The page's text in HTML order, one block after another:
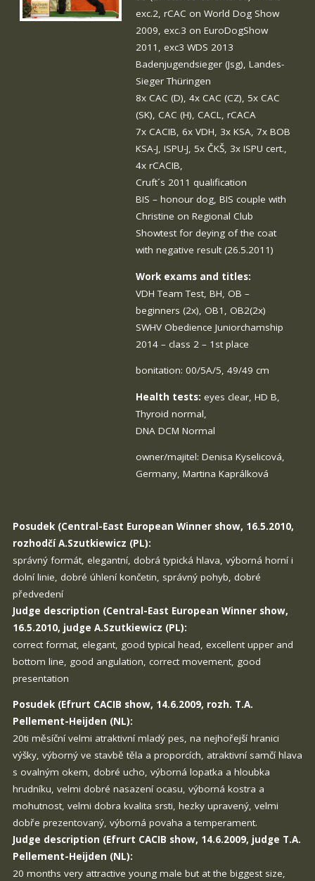
exc.2, rCAC on World Dog Show
2009, exc.3 on EuroDogShow
2011, exc3 WDS 2013
Badenjugendsieger (Jsg), Landes-
Sieger Thüringen
8x CAC (D), 4x CAC (CZ), 5x CAC
(SK), CAC (H), CACL, rCACA
7x CACIB, 6x VDH, 3x KSA, 7x BOB
KSA-J, ISPU-J, 5x ČKŠ, 3x ISPU cert.,
4x rCACIB,
Cruft´s 2011 qualification
BIS – honour dog, BIS couple with
Christine on Regional Club
Showtest for deying of the coat
with negative result (26.5.2011)
Work exams and titles:
VDH Team Test, BH, OB –
beginners (2x), OB1, OB2(2x)
SWHV Obedience Juniorchamship
2014 – class 2 – 1st place
bonitation: 00/5A/5, 49/49 cm
Health tests: eyes clear, HD B,
Thyroid normal,
DNA DCM Normal
owner/majitel: Denisa Kyselicová,
Germany, Martina Kaprálková
Posudek (Central-East European Winner show, 16.5.2010,
rozhodčí A.Szutkiewicz (PL):
správný formát, elegantní, dobrá typická hlava, výborná horní i
dolní linie, dobré úhlení končetin, správný pohyb, dobré
předvedení
Judge description (Central-East European Winner show,
16.5.2010, judge A.Szutkiewicz (PL):
correct format, elegant, good typical head, excellent upper and
bottom line, good angulation, correct movement, good
presentation
Posudek (Efrurt CACIB show, 14.6.2009, rozh. T.A.
Pellement-Heijden (NL):
20ti měsíční velmi atraktivní mladý pes, na nejhořejší hranici
výšky, výborný ve stavbě těla a proporcích, atraktivní samčí hlava
s ovalným okem, dobré ucho, výborná lopatka a hloubka
hrudníku, velmi dobré nasazení ocasu, výborná kostra a
mohutnost, velmi dobra kvalita srsti, hezky upravený, velmi
dobře prezentovaný, výborná povaha a temperament.
Judge description (Efrurt CACIB show, 14.6.2009, judge T.A.
Pellement-Heijden (NL):
20 months very attractive young male but at the biggest size,